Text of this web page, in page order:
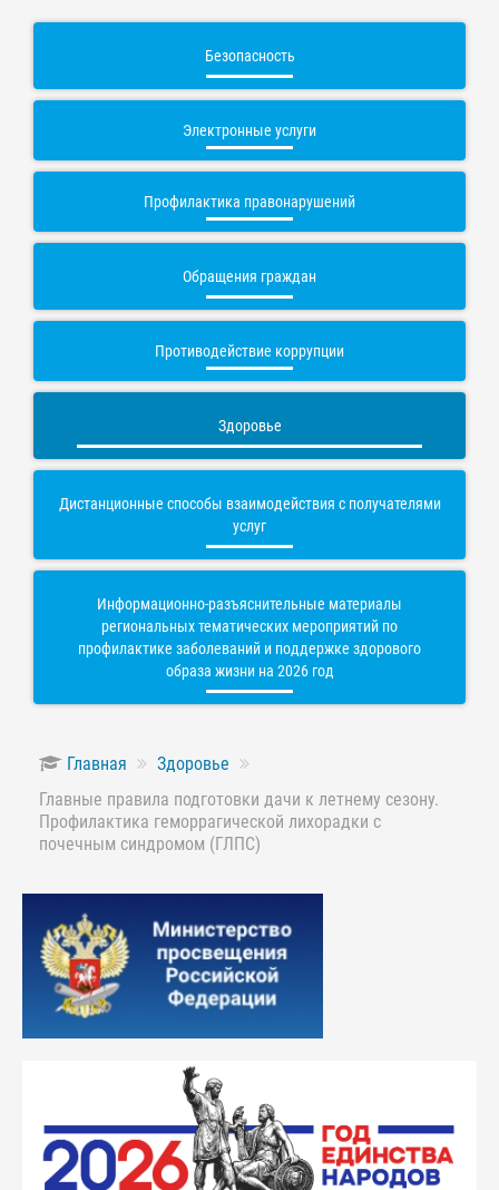
Безопасность
Электронные услуги
Профилактика правонарушений
Обращения граждан
Противодействие коррупции
Здоровье
Дистанционные способы взаимодействия с получателями
услуг
Информационно-разъяснительные материалы
региональных тематических мероприятий по
профилактике заболеваний и поддержке здорового
образа жизни на 2026 год
Главная
Здоровье
Главные правила подготовки дачи к летнему сезону.
Профилактика геморрагической лихорадки с
почечным синдромом (ГЛПС)